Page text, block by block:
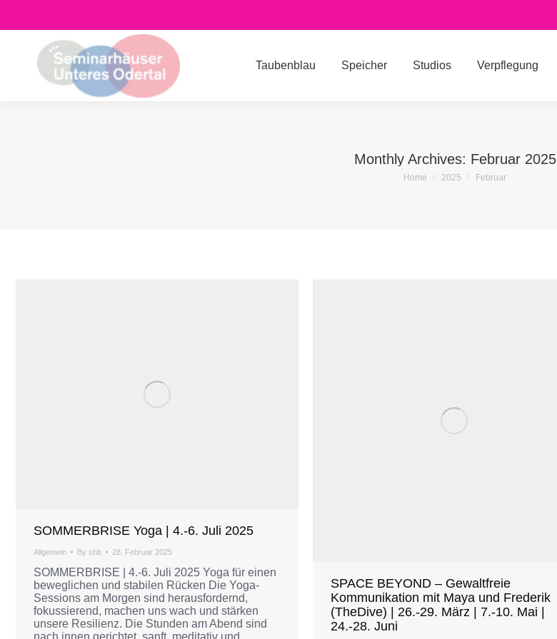
Taubenblau Speicher Studios Verpflegung
Monthly Archives: Februar 2025
You are here:
Home 2025 Februar
SOMMERBRISE Yoga | 4.-6. Juli 2025
Allgemein By shb 28. Februar 2025
SOMMERBRISE | 4.-6. Juli 2025 Yoga für einen
beweglichen und stabilen Rücken Die Yoga-
Sessions am Morgen sind herausfordernd,
fokussierend, machen uns wach und stärken
unsere Resilienz. Die Stunden am Abend sind
nach innen gerichtet, sanft, meditativ und
SPACE BEYOND – Gewaltfreie
Kommunikation mit Maya und Frederik
(TheDive) | 26.-29. März | 7.-10. Mai |
24.-28. Juni